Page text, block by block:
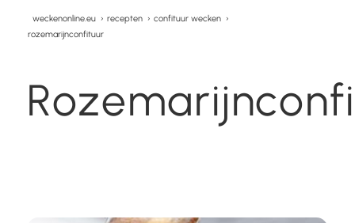
weckenonline.eu › recepten › confituur wecken ›
rozemarijnconfituur